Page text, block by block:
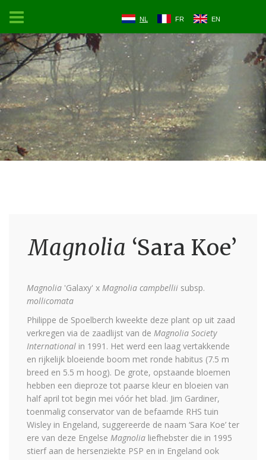
NL FR EN
Magnolia ‘Sara Koe’
Magnolia 'Galaxy' x Magnolia campbellii subsp.
mollicomata
Philippe de Spoelberch kweekte deze plant op uit zaad
verkregen via de zaadlijst van de Magnolia Society
International in 1991. Het werd een laag vertakkende
en rijkelijk bloeiende boom met ronde habitus (7.5 m
breed en 5.5 m hoog). De grote, opstaande bloemen
hebben een dieproze tot paarse kleur en bloeien van
half april tot begin mei vóór het blad. Jim Gardiner,
toenmalig conservator van de befaamde RHS tuin
Wisley in Engeland, suggereerde de naam ‘Sara Koe’ ter
ere van deze Engelse Magnolia liefhebster die in 1995
stierf aan de hersenziekte PSP en in Engeland ook